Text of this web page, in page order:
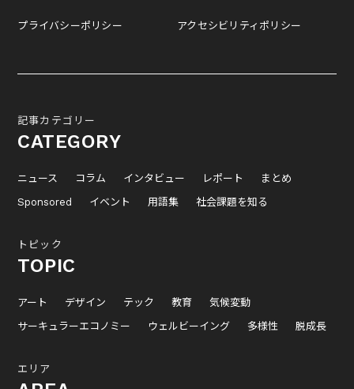
プライバシーポリシー アクセシビリティポリシー
記事カテゴリー
CATEGORY
ニュース コラム インタビュー レポート
まとめ
Sponsored
イベント 用語集 社会課題を知る
トピック
TOPIC
アート デザイン テック 教育
気候変動
サーキュラーエコノミー
ウェルビーイング 多様性 脱成長
エリア